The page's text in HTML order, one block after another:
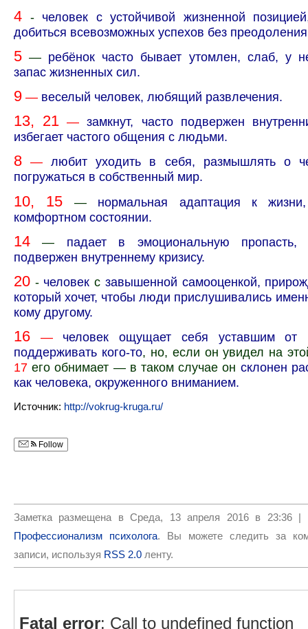
4 -человек с устойчивой жизненной
добиться всевозможных успехов без
5 — ребёнок часто бывает утомлен, слаб, у
запас жизненных сил.
9 — веселый человек, любящий развлечения.
13, 21 —замкнут, часто подвержен
избегает частого общения с людьми.
8 —любит уходить в себя, размышлять о
погружаться в собственный мир.
10, 15 — нормальная адаптация к
комфортном состоянии.
14 — падает в эмоциональную пропасть,
подвержен внутреннему кризису.
20 - человек с завышенной самооценкой,
который хочет, чтобы люди прислушивались
кому другому.
16 — человек ощущает себя уставшим от
поддерживать кого-то, но, если он увидел на
17 его обнимает — в таком случае он склонен
как человека, окруженного вниманием.
Источник: http://vokrug-kruga.ru/
Follow
Заметка размещена в Среда, 13 апреля 2016 в 23:36 |
Профессионализм психолога. Вы можете следить за
записи, используя RSS 2.0 ленту.
Fatal error: Call to undefined function